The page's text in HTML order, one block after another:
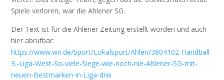
Spiele verloren, war die Ahlener SG.
Der Text ist für die Ahlener Zeitung erstellt worden und auch
hier abrufbar:
https://www.wn.de/Sport/Lokalsport/Ahlen/3804102-Handball-
3.-Liga-West-So-viele-Siege-wie-noch-nie-Ahlener-SG-mit-
neuen-Bestmarken-in-Liga-drei